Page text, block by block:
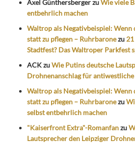
Axel GünthersbergerzuWie viele
entbehrlich machen
Waltrop als Negativbeispiel: Wenn
statt zu pflegen – Ruhrbaronezu
Stadtfest? Das Waltroper Parkfest
ACKzuWie Putins deutsche
Drohnenanschlag für
Waltrop als Negativbeispiel: Wenn
statt zu pflegen – Ruhrbaronezu
selbst entbehrlich machen
"Kaiserfront Extra"-Romanfanzu
Lautsprecher den Leipziger